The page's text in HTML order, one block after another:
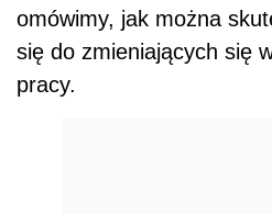
omówimy, jak można
się do zmieniających się
pracy.